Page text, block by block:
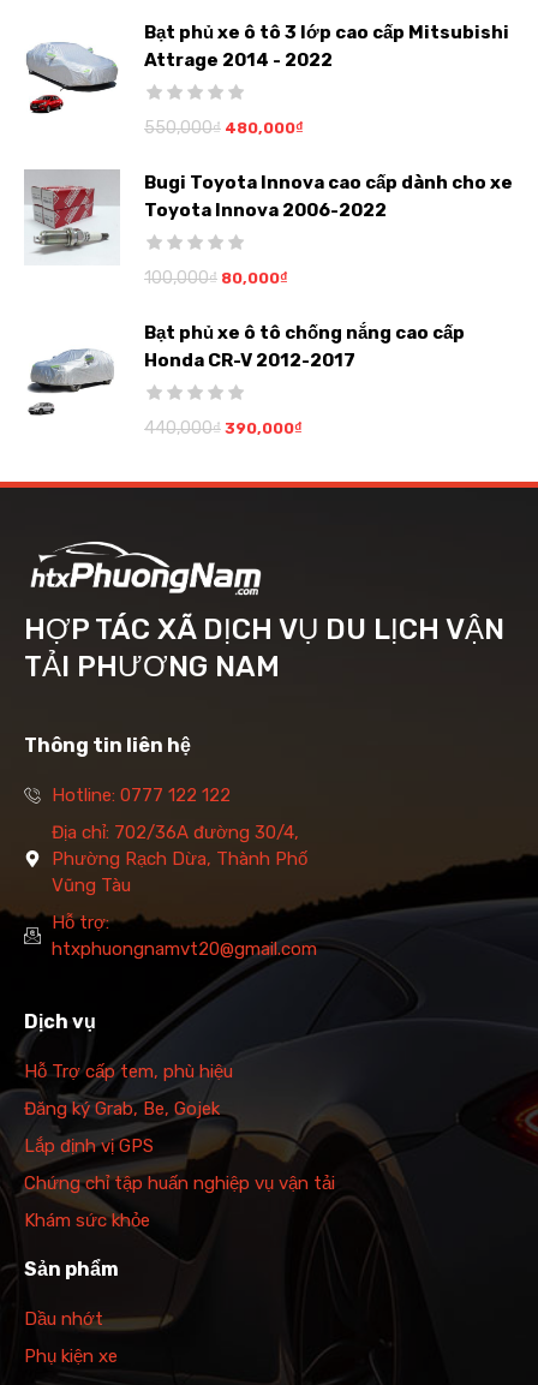
Bạt phủ xe ô tô 3 lớp cao cấp Mitsubishi
Attrage 2014 - 2022
550,000₫ 480,000₫
Bugi Toyota Innova cao cấp dành cho xe
Toyota Innova 2006-2022
100,000₫ 80,000₫
Bạt phủ xe ô tô chống nắng cao cấp
Honda CR-V 2012-2017
440,000₫ 390,000₫
HỢP TÁC XÃ DỊCH VỤ DU LỊCH VẬN
TẢI PHƯƠNG NAM
Thông tin liên hệ
Hotline: 0777 122 122
Địa chỉ: 702/36A đường 30/4,
Phường Rạch Dừa, Thành Phố
Vũng Tàu
Hỗ trợ:
htxphuongnamvt20@gmail.com
Dịch vụ
Hỗ Trợ cấp tem, phù hiệu
Đăng ký Grab, Be, Gojek
Lắp định vị GPS
Chứng chỉ tập huấn nghiệp vụ vận tải
Khám sức khỏe
Sản phẩm
Dầu nhớt
Phụ kiện xe